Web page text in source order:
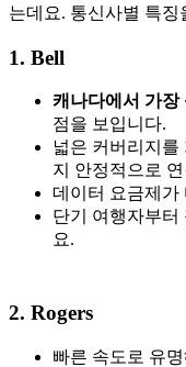
는데요. 통신사별 특
1. Bell
캐나다에서 가장
점을 보입니다.
넓은 커버리지
지 안정적으로
데이터 요금제가
단기 여행자부터
요.
2. Rogers
빠른 속도로 유